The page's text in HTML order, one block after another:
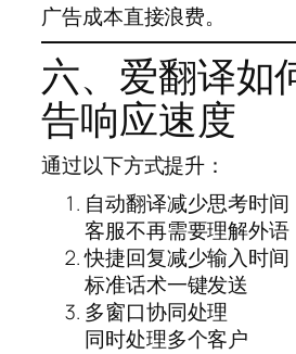
广告成本直接浪费。
六、爱翻译如
告响应速度
通过以下方式提升：
自动翻译减少思考时间
客服不再需要理解外语
快捷回复减少输入时间
标准话术一键发送
多窗口协同处理
同时处理多个客户